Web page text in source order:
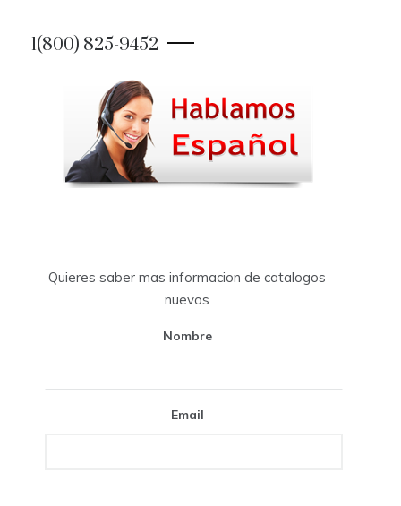
1(800) 825-9452
Quieres saber mas informacion de catalogos
nuevos
Nombre
Email